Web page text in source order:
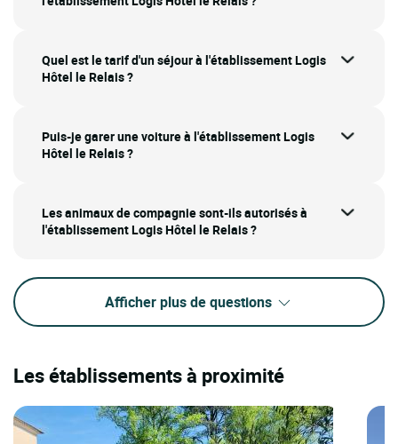
Quel est le tarif d'un séjour à l'établissement Logis
Hôtel le Relais ?
Puis-je garer une voiture à l'établissement Logis
Hôtel le Relais ?
Les animaux de compagnie sont-ils autorisés à
l'établissement Logis Hôtel le Relais ?
Afficher plus de questions
Les établissements à proximité